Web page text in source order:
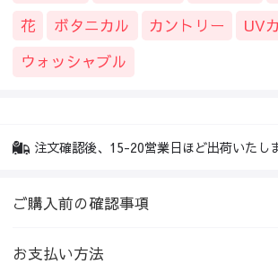
花
ボタニカル カントリー
UV
ウォッシャブル
注文確認後、15-20営業日ほど出荷いたし
ご購入前の確認事項
お支払い方法